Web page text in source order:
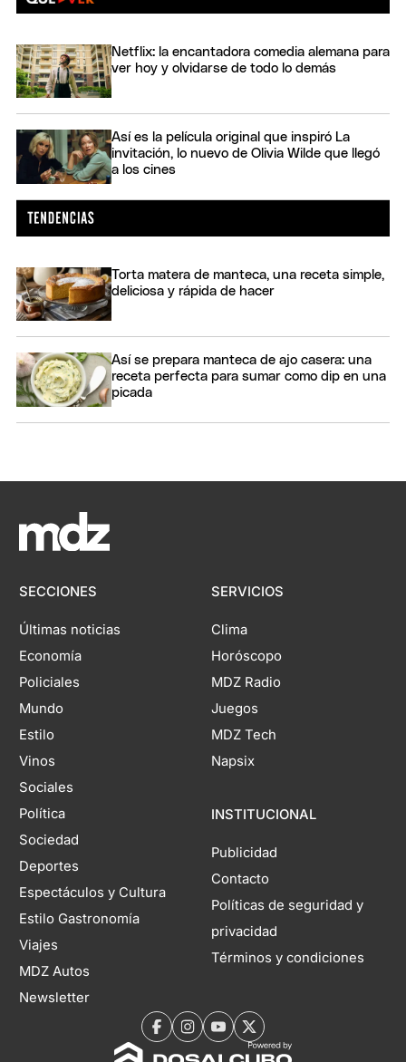
Netflix: la encantadora comedia alemana para
ver hoy y olvidarse de todo lo demás
Así es la película original que inspiró La
invitación, lo nuevo de Olivia Wilde que llegó
a los cines
Torta matera de manteca, una receta simple,
deliciosa y rápida de hacer
Así se prepara manteca de ajo casera: una
receta perfecta para sumar como dip en una
picada
SECCIONES
Últimas noticias
Economía
Policiales
Mundo
Estilo
Vinos
Sociales
Política
Sociedad
Deportes
Espectáculos y Cultura
Estilo Gastronomía
Viajes
MDZ Autos
Newsletter
SERVICIOS
Clima
Horóscopo
MDZ Radio
Juegos
MDZ Tech
Napsix
INSTITUCIONAL
Publicidad
Contacto
Políticas de seguridad y
privacidad
Términos y condiciones